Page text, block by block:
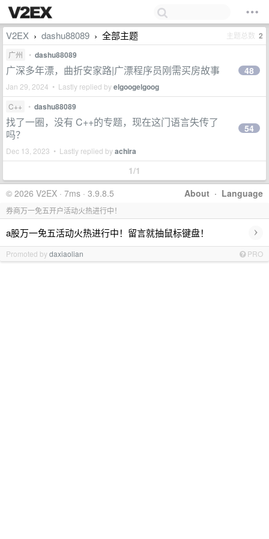
V2EX › dashu88089 › 全部主题 主题总数 2
广州 • dashu88089
广深多年漂，曲折安家路|广漂程序员刚需买房故事
Jan 29, 2024 • Lastly replied byelgoogelgoog
48
C++ • dashu88089
找了一圈，没有 C++的专题，现在这门语言失传了
吗？
Dec 13, 2023 • Lastly replied byachira
54
1/1
About · Language
© 2026 V2EX · 7ms · 3.9.8.5
券商万一免五开户活动火热进行中！
a股万一免五活动火热进行中！留言就抽鼠标键盘！ ›
Promoted bydaxiaolian PRO